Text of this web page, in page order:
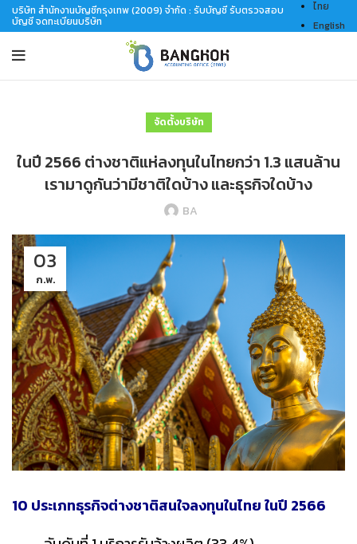
บริษัท สำนักงานบัญชีกรุงเทพ (2009) จำกัด : รับบัญชี รับตรวจสอบ
บัญชี จดทะเบียนบริษัท
ไทย
English
จัดตั้งบริษัท
ในปี 2566 ต่างชาติแห่ลงทุนในไทยกว่า 1.3 แสนล้าน
เรามาดูกันว่ามีชาติใดบ้าง และธุรกิจใดบ้าง
BA
03
ก.พ.
10 ประเภทธุรกิจต่างชาติสนใจลงทุนในไทย ในปี 2566